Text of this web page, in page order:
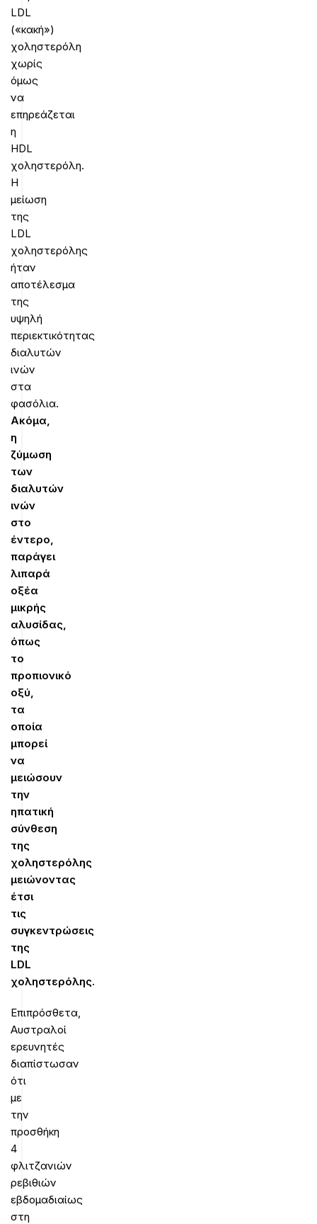
LDL
(«κακή»)
χοληστερόλη
χωρίς
όμως
να
επηρεάζεται
η
HDL
χοληστερόλη.
Η
μείωση
της
LDL
χοληστερόλης
ήταν
αποτέλεσμα
της
υψηλή
περιεκτικότητας
διαλυτών
ινών
στα
φασόλια.
Ακόμα,
η
ζύμωση
των
διαλυτών
ινών
στο
έντερο,
παράγει
λιπαρά
οξέα
μικρής
αλυσίδας,
όπως
το
προπιονικό
οξύ,
τα
οποία
μπορεί
να
μειώσουν
την
ηπατική
σύνθεση
της
χοληστερόλης
μειώνοντας
έτσι
τις
συγκεντρώσεις
της
LDL
χοληστερόλης.
Επιπρόσθετα,
Αυστραλοί
ερευνητές
διαπίστωσαν
ότι
με
την
προσθήκη
4
φλιτζανιών
ρεβιθιών
εβδομαδιαίως
στη